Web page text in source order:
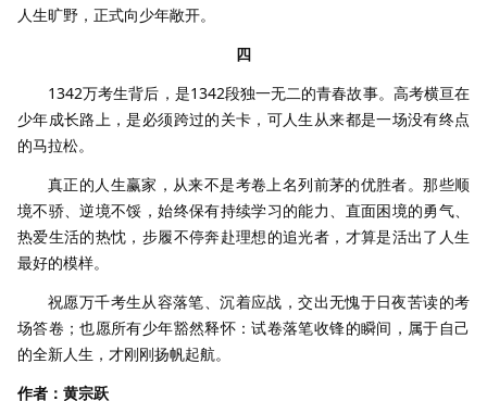
人生旷野，正式向少年敞开。
四
1342万考生背后，是1342段独一无二的青春故事。高考横亘在
少年成长路上，是必须跨过的关卡，可人生从来都是一场没有终点
的马拉松。
真正的人生赢家，从来不是考卷上名列前茅的优胜者。那些顺
境不骄、逆境不馁，始终保有持续学习的能力、直面困境的勇气、
热爱生活的热忱，步履不停奔赴理想的追光者，才算是活出了人生
最好的模样。
祝愿万千考生从容落笔、沉着应战，交出无愧于日夜苦读的考
场答卷；也愿所有少年豁然释怀：试卷落笔收锋的瞬间，属于自己
的全新人生，才刚刚扬帆起航。
作者：黄宗跃